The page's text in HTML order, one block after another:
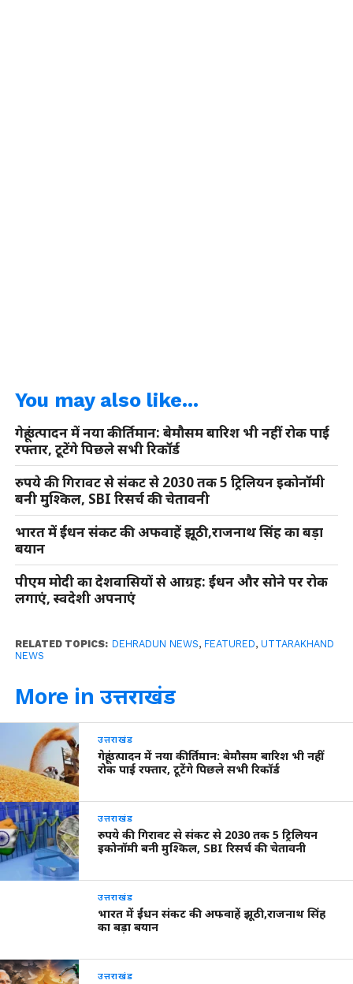
You may also like...
गेहूं उत्पादन में नया कीर्तिमान: बेमौसम बारिश भी नहीं रोक पाई
रफ्तार, टूटेंगे पिछले सभी रिकॉर्ड
रुपये की गिरावट से संकट से 2030 तक 5 ट्रिलियन इकोनॉमी
बनी मुश्किल, SBI रिसर्च की चेतावनी
भारत में ईंधन संकट की अफवाहें झूठी,राजनाथ सिंह का बड़ा
बयान
पीएम मोदी का देशवासियों से आग्रह: ईंधन और सोने पर रोक
लगाएं, स्वदेशी अपनाएं
RELATED TOPICS: DEHRADUN NEWS, FEATURED, UTTARAKHAND
NEWS
More in उत्तराखंड
उत्तराखंड
गेहूं उत्पादन में नया कीर्तिमान: बेमौसम बारिश भी नहीं
रोक पाई रफ्तार, टूटेंगे पिछले सभी रिकॉर्ड
उत्तराखंड
रुपये की गिरावट से संकट से 2030 तक 5 ट्रिलियन
इकोनॉमी बनी मुश्किल, SBI रिसर्च की चेतावनी
उत्तराखंड
भारत में ईंधन संकट की अफवाहें झूठी,राजनाथ सिंह
का बड़ा बयान
उत्तराखंड